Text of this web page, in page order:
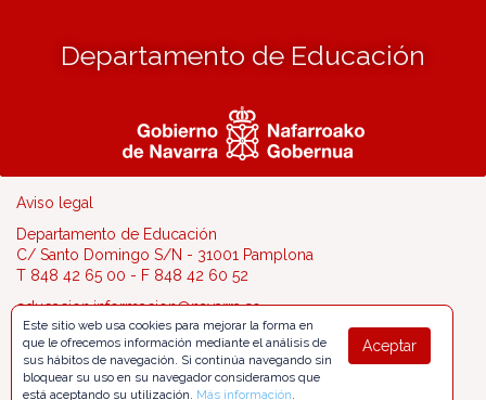
Departamento de Educación
Aviso legal
Departamento de Educación
C/ Santo Domingo S/N - 31001 Pamplona
T 848 42 65 00 - F 848 42 60 52
educacion.informacion@navarra.es
Aceptar
Este sitio web usa cookies para mejorar la forma en
que le ofrecemos información mediante el análisis de
sus hábitos de navegación. Si continúa navegando sin
bloquear su uso en su navegador consideramos que
está aceptando su utilización. Más información.